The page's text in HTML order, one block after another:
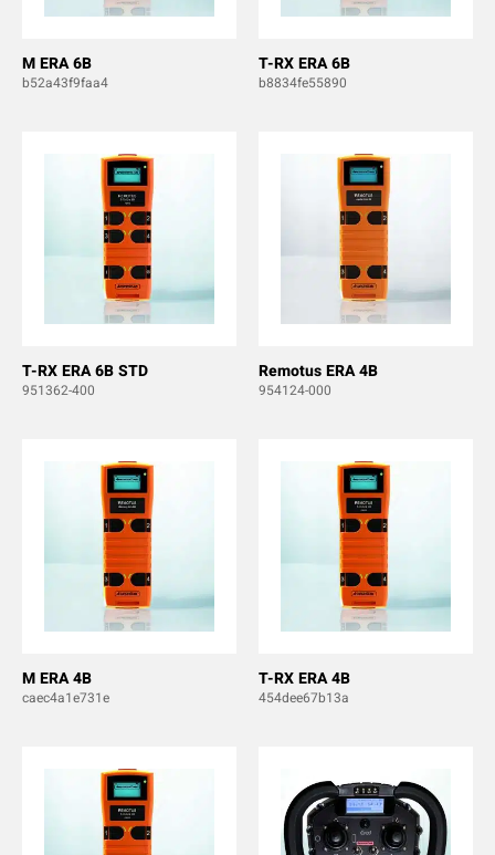
M ERA 6B
b52a43f9faa4
T-RX ERA 6B
b8834fe55890
T-RX ERA 6B STD
951362-400
Remotus ERA 4B
954124-000
M ERA 4B
caec4a1e731e
T-RX ERA 4B
454dee67b13a